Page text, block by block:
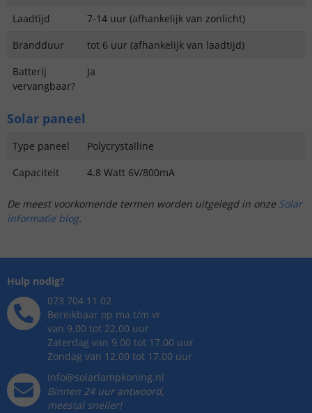
Laadtijd
7-14 uur (afhankelijk van zonlicht)
Brandduur
tot 6 uur (afhankelijk van laadtijd)
Batterij
vervangbaar?
Ja
Solar paneel
Type paneel
Polycrystalline
Capaciteit
4.8 Watt 6V/800mA
De meest voorkomende termen worden uitgelegd in onze Solar
informatie blog.
Hulp nodig?
073 704 11 02
Bereikbaar op ma t/m vr
van 9.00 tot 22.00 uur
Zaterdag van 9.00 tot 17.00 uur
Zondag van 12.00 tot 17.00 uur
info@solarlampkoning.nl
Binnen 24 uur antwoord,
meestal sneller!